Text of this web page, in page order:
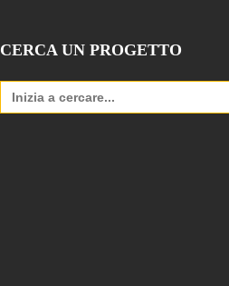
CERCA UN PROGETTO
Search
for: